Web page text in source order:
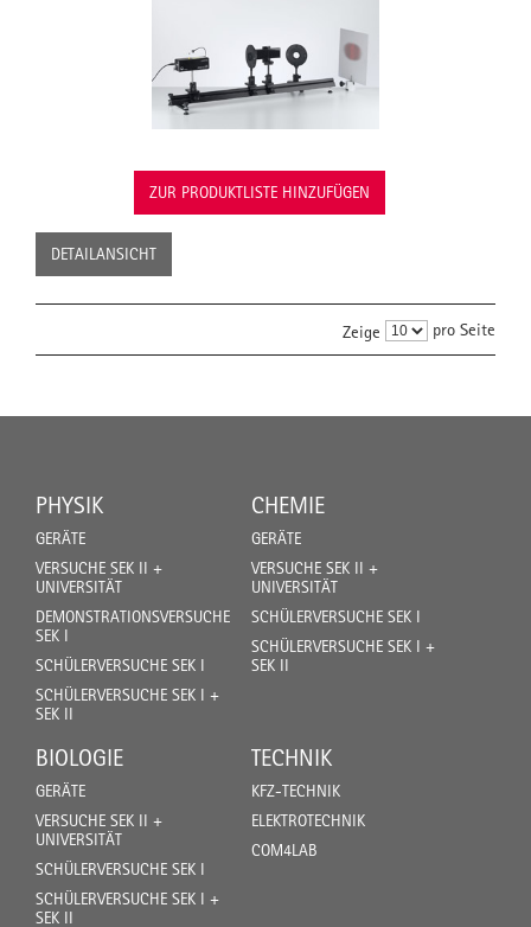
ZUR PRODUKTLISTE HINZUFÜGEN
DETAILANSICHT
Zeige pro Seite
PHYSIK
GERÄTE
VERSUCHE SEK II +
UNIVERSITÄT
DEMONSTRATIONSVERSUCHE
SEK I
SCHÜLERVERSUCHE SEK I
SCHÜLERVERSUCHE SEK I +
SEK II
CHEMIE
GERÄTE
VERSUCHE SEK II +
UNIVERSITÄT
SCHÜLERVERSUCHE SEK I
SCHÜLERVERSUCHE SEK I +
SEK II
BIOLOGIE
GERÄTE
VERSUCHE SEK II +
UNIVERSITÄT
SCHÜLERVERSUCHE SEK I
SCHÜLERVERSUCHE SEK I +
SEK II
TECHNIK
KFZ-TECHNIK
ELEKTROTECHNIK
COM4LAB